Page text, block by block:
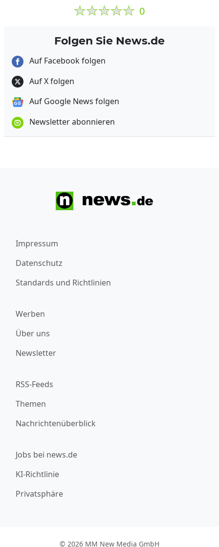
0
Folgen Sie News.de
Auf Facebook folgen
Auf X folgen
Auf Google News folgen
Newsletter abonnieren
Impressum
Datenschutz
Standards und Richtlinien
Werben
Über uns
Newsletter
RSS-Feeds
Themen
Nachrichtenüberblick
Jobs bei news.de
KI-Richtlinie
Privatsphäre
© 2026 MM New Media GmbH